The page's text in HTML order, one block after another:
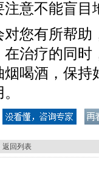
意不能盲目
您有所帮助
治疗的同时
喝酒，保持
返回列表